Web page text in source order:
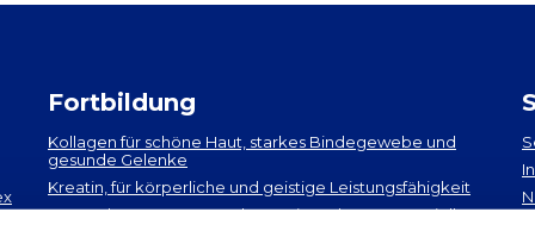
Fortbildung
Kollagen​ für schöne Haut, starkes Bindegewebe und
gesunde Gelenke
Kreatin, für körperliche und geistige Leistungsfähigkeit
EPA und DHA​: neueste Erkenntnisse über 2 essenzielle